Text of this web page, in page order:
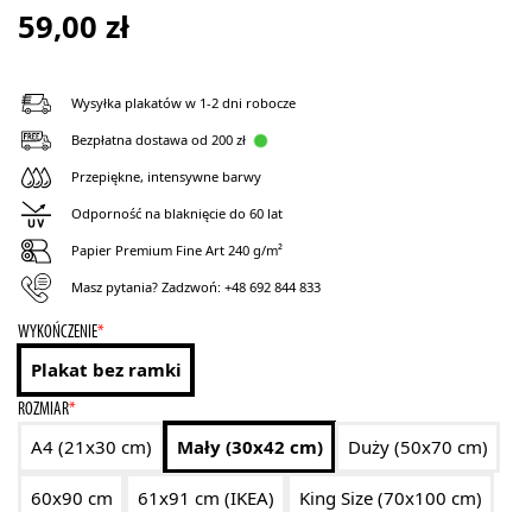
59,00 zł
Wysyłka plakatów w 1-2 dni robocze
Bezpłatna dostawa od 200 zł
Przepiękne, intensywne barwy
Odporność na blaknięcie do 60 lat
Papier Premium Fine Art 240 g/m²
Masz pytania? Zadzwoń: +48 692 844 833
*
WYKOŃCZENIE
Plakat bez ramki
*
ROZMIAR
A4 (21x30 cm) Mały (30x42 cm) Duży (50x70 cm)
60x90 cm 61x91 cm (IKEA) King Size (70x100 cm)